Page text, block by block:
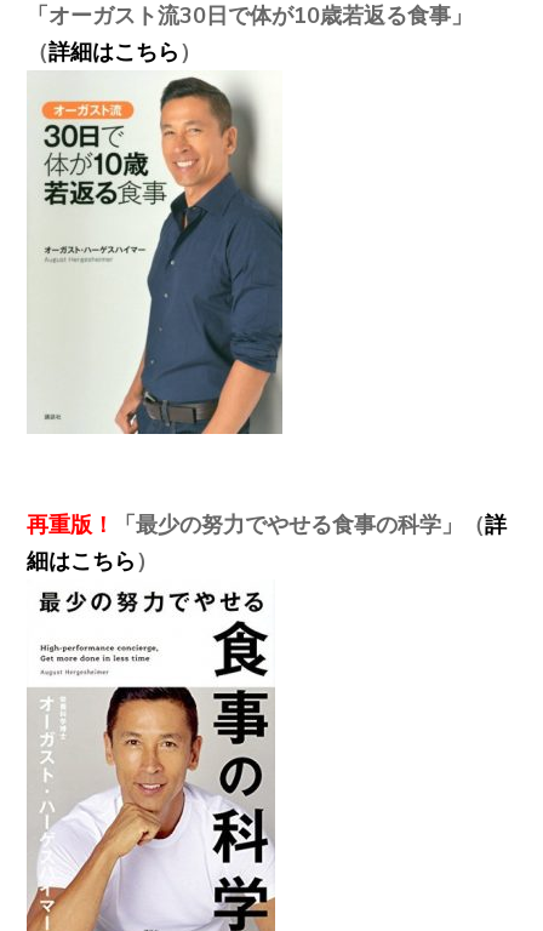
「オーガスト流30日で体が10歳若返る食事」
（詳細はこちら）
再重版！ 「最少の努力でやせる食事の科学」（詳
細はこちら）